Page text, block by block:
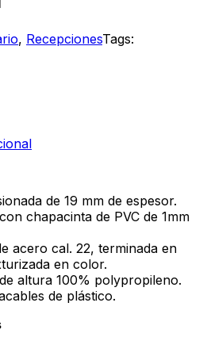
, RecepcionesTags:
de 19 mm de espesor.
chapacinta de PVC de 1mm
acero cal. 22, terminada en
en color.
altura 100% polypropileno.
de plástico.